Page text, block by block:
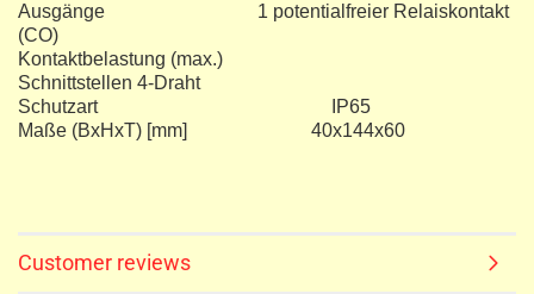
Ausgänge 1 potentialfreier Relaiskontakt
(CO)
Kontaktbelastung (max.)
Schnittstellen 4-Draht
Schutzart IP65
Maße (BxHxT) [mm] 40x144x60
Customer reviews